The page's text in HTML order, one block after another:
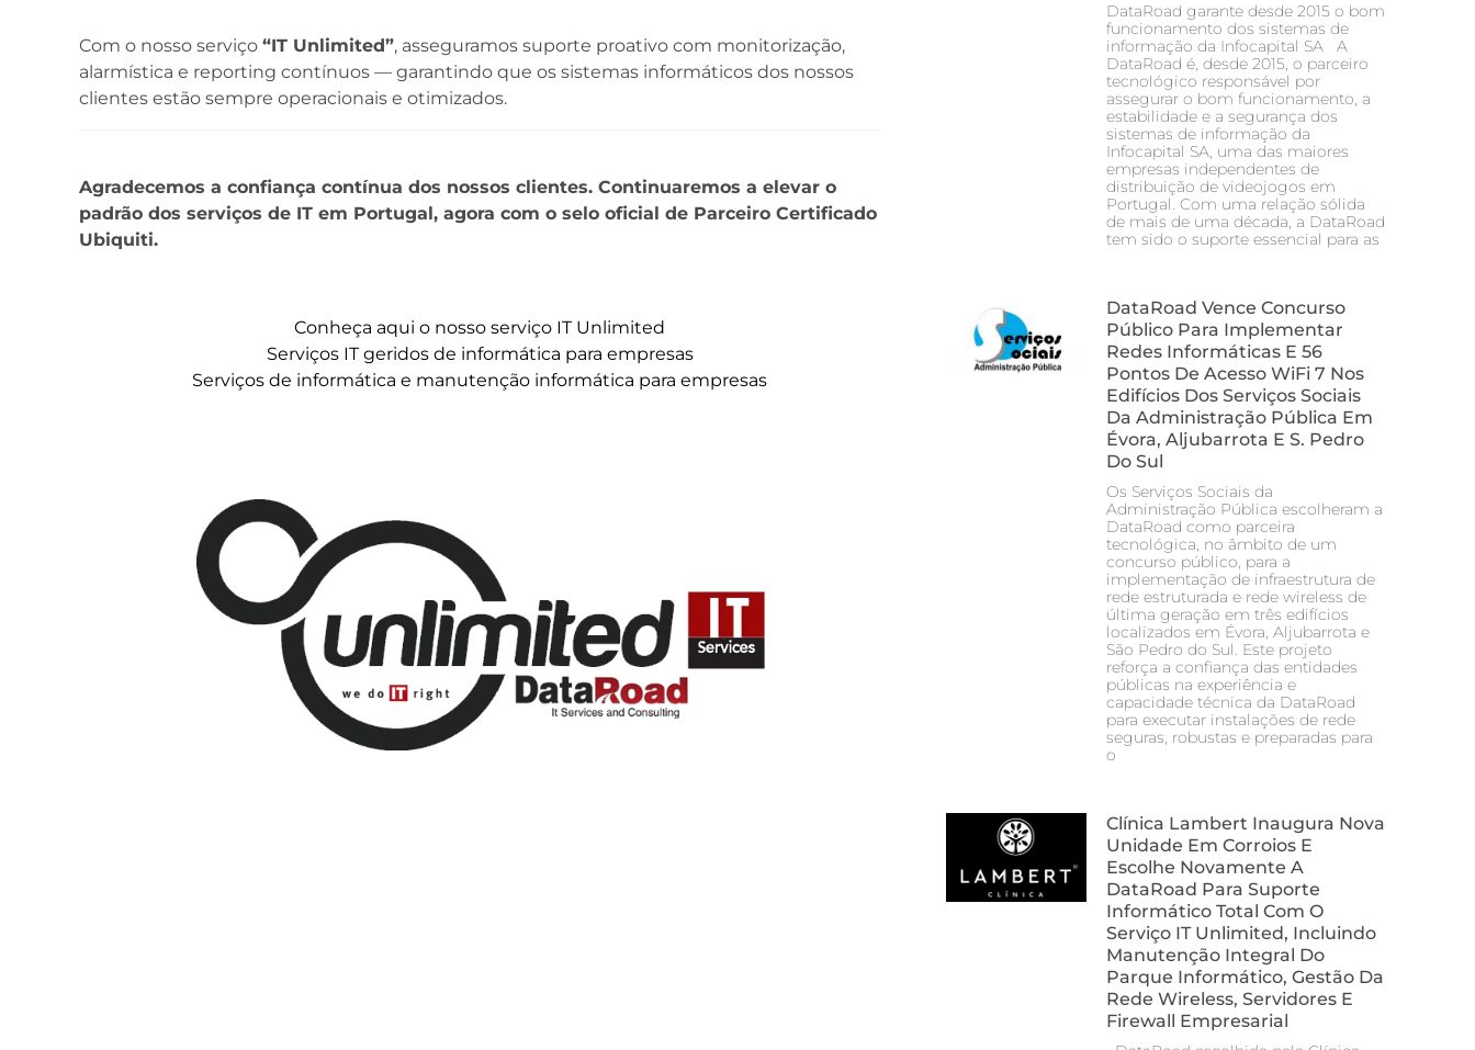
Com o nosso serviço “IT Unlimited”, asseguramos suporte proativo com monitorização,
alarmística e reporting contínuos — garantindo que os sistemas informáticos dos nossos
clientes estão sempre operacionais e otimizados.
Agradecemos a confiança contínua dos nossos clientes. Continuaremos a elevar o
padrão dos serviços de IT em Portugal, agora com o selo oficial de Parceiro Certificado
Ubiquiti.
Conheça aqui o nosso serviço IT Unlimited
Serviços IT geridos de informática para empresas
Serviços de informática e manutenção informática para empresas
DataRoad garante desde 2015 o bom
funcionamento dos sistemas de
informação da Infocapital SA A
DataRoad é, desde 2015, o parceiro
tecnológico responsável por
assegurar o bom funcionamento, a
estabilidade e a segurança dos
sistemas de informação da
Infocapital SA, uma das maiores
empresas independentes de
distribuição de videojogos em
Portugal. Com uma relação sólida
de mais de uma década, a DataRoad
tem sido o suporte essencial para as
DataRoad Vence Concurso
Público Para Implementar
Redes Informáticas E 56
Pontos De Acesso WiFi 7 Nos
Edifícios Dos Serviços Sociais
Da Administração Pública Em
Évora, Aljubarrota E S. Pedro
Do Sul
Os Serviços Sociais da
Administração Pública escolheram a
DataRoad como parceira
tecnológica, no âmbito de um
concurso público, para a
implementação de infraestrutura de
rede estruturada e rede wireless de
última geração em três edifícios
localizados em Évora, Aljubarrota e
São Pedro do Sul. Este projeto
reforça a confiança das entidades
públicas na experiência e
capacidade técnica da DataRoad
para executar instalações de rede
seguras, robustas e preparadas para
o
Clínica Lambert Inaugura Nova
Unidade Em Corroios E
Escolhe Novamente A
DataRoad Para Suporte
Informático Total Com O
Serviço IT Unlimited, Incluindo
Manutenção Integral Do
Parque Informático, Gestão Da
Rede Wireless, Servidores E
Firewall Empresarial